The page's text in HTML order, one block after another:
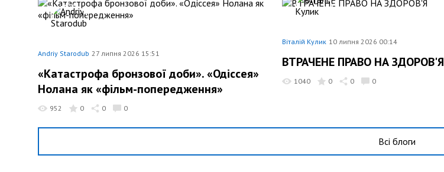
Andriy Starodub 27 липня 2026 15:51
«Катастрофа бронзової доби». «Одіссея»
Нолана як «фільм-попередження»
952 0 0 0
Віталій Кулик 10 липня 2026 00:14
ВТРАЧЕНЕ ПРАВО НА ЗДОРОВ'Я
1040 0 0 0
Всі блоги